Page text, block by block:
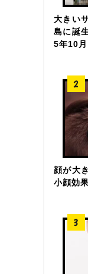
大きい
島に誕
5年10
顔が大
小顔効